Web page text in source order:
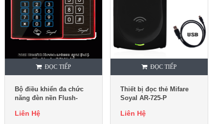
ĐỌC TIẾP
Bộ điều khiển đa chức
năng đèn nền Flush-
Liên Hệ
ĐỌC TIẾP
Thiết bị đọc thẻ Mifare
Soyal AR-725-P
Liên Hệ